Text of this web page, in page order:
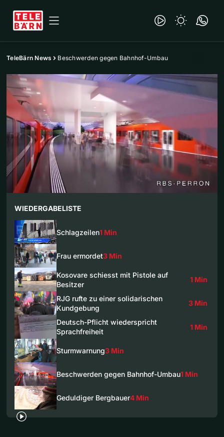
TeleBärn News Beschwerden gegen Bahnhof-Umbau
WIEDERGABELISTE
Schlagzeilen1 Min
Frau ermordet3 Min
Kosovare schiesst mit Pistole auf
Besitzer
1 Min
RJG rufte zu einer solidarischen
Kundgebung
3 Min
Deutsch-Pflicht wiederspricht
Sprachfreiheit
1 Min
Sturmwarnung3 Min
Beschwerden gegen Bahnhof-Umbau1 Min
Geduldiger Bergbauer4 Min